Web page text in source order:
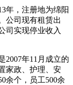
，注册地为绵阳
公司现有租赁出
司实现停业收入
年11月成立的
家政、护理、安
余个，员工500余